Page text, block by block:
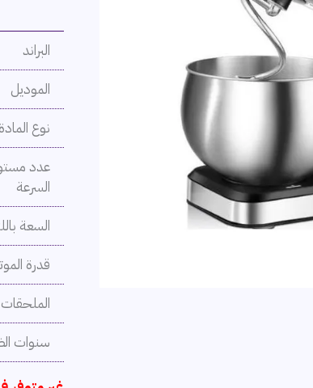
البراند
الموديل
نوع المادة
عدد
السرعة
السعة
قدرة
الملحقات
سنوات